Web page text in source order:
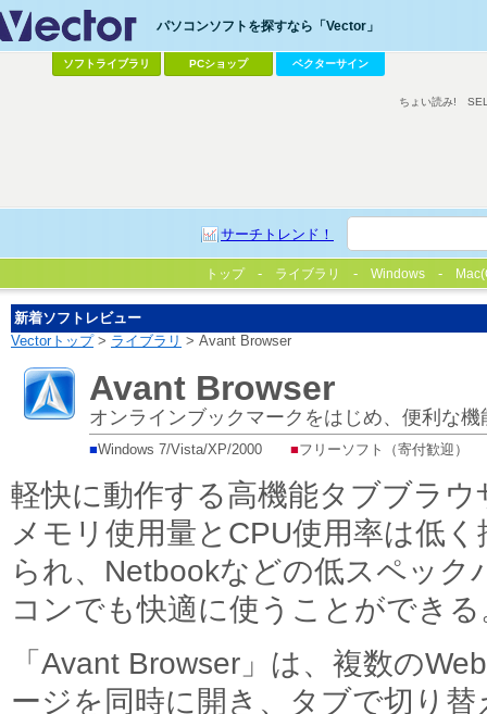
パソコンソフトを探すなら「Vector」
ソフトライブラリ PCショップ ベクターサイン
サーチトレンド！
ちょい読み!
トップ ライブラリ Windows
新着ソフトレビュー
Vectorトップ> ライブラリ > Avant Browser
Avant Browser
オンラインブックマークをはじめ、便利な
■Windows 7/Vista/XP/2000 ■フリーソフト（寄付歓迎）
軽快に動作する高機能タブブラウ
メモリ使用量とCPU使用率は低く
られ、Netbookなどの低スペック
コンでも快適に使うことができる
「Avant Browser」は、複数の
ージを同時に開き、タブで切り替